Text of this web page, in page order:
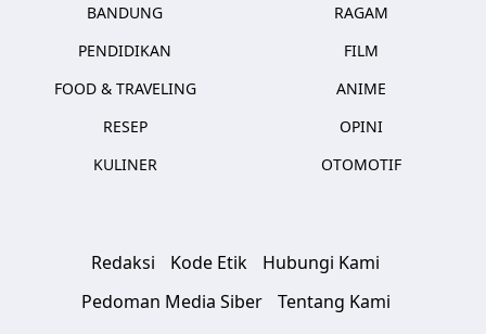
BANDUNG
PENDIDIKAN
FOOD & TRAVELING
RESEP
KULINER
RAGAM
FILM
ANIME
OPINI
OTOMOTIF
Redaksi Kode Etik
Hubungi Kami
Pedoman Media Siber
Tentang Kami